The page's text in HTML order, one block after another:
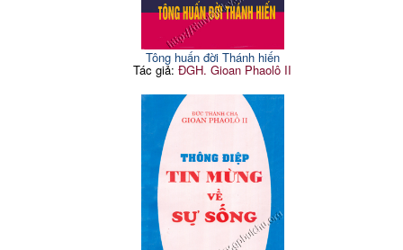
Tông huấn đời Thánh hiến
Tác giả:ĐGH. Gioan Phaolô II